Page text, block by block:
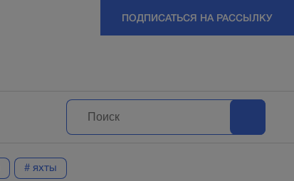
ПОДПИСАТЬСЯ НА РАССЫЛКУ
# яхты